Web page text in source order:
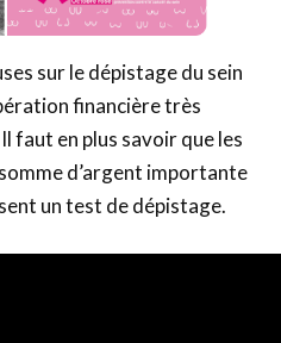
sur le dépistage du sein
financière très
faut en plus savoir que les
d’argent importante
un test de dépistage.